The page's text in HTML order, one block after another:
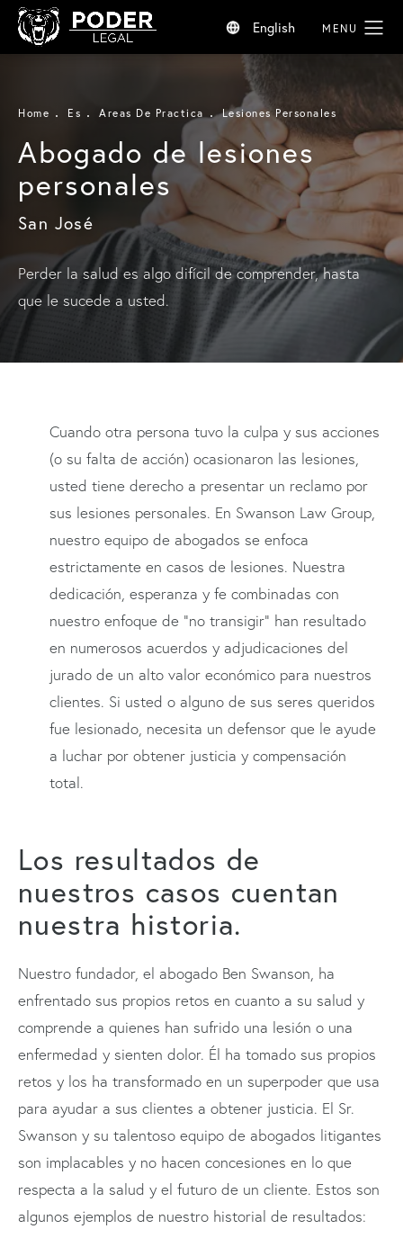
English
Home Es Areas De Practica Lesiones Personales
Abogado de lesiones
personales
San José
Perder la salud es algo difícil de comprender, hasta
que le sucede a usted.
Cuando otra persona tuvo la culpa y sus acciones
(o su falta de acción) ocasionaron las lesiones,
usted tiene derecho a presentar un reclamo por
sus lesiones personales. En Swanson Law Group,
nuestro equipo de abogados se enfoca
estrictamente en casos de lesiones. Nuestra
dedicación, esperanza y fe combinadas con
nuestro enfoque de “no transigir” han resultado
en numerosos acuerdos y adjudicaciones del
jurado de un alto valor económico para nuestros
clientes. Si usted o alguno de sus seres queridos
fue lesionado, necesita un defensor que le ayude
a luchar por obtener justicia y compensación
total.
Los resultados de
nuestros casos cuentan
nuestra historia.
Nuestro fundador, el abogado Ben Swanson, ha
enfrentado sus propios retos en cuanto a su salud y
comprende a quienes han sufrido una lesión o una
enfermedad y sienten dolor. Él ha tomado sus propios
retos y los ha transformado en un superpoder que usa
para ayudar a sus clientes a obtener justicia. El Sr.
Swanson y su talentoso equipo de abogados litigantes
son implacables y no hacen concesiones en lo que
respecta a la salud y el futuro de un cliente. Estos son
algunos ejemplos de nuestro historial de resultados: